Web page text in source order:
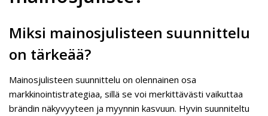
Miksi mainosjulisteen suunnittelu
on tärkeää?
Mainosjulisteen suunnittelu on olennainen osa
markkinointistrategiaa, sillä se voi merkittävästi vaikuttaa
brändin näkyvyyteen ja myynnin kasvuun. Hyvin suunniteltu